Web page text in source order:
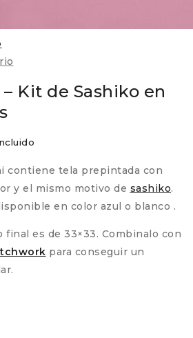
Kit de Sashiko en
contiene tela prepintada con
y el mismo motivo de sashiko.
en color azul o blanco .
final es de 33×33. Combinalo con
para conseguir un